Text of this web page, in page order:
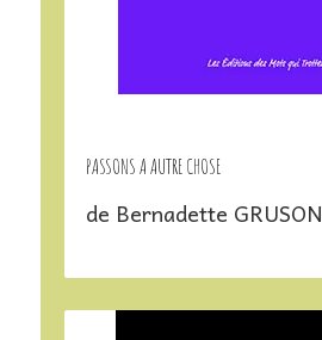
PASSONS A AUTRE CHOSE
de Bernadette GRUSON